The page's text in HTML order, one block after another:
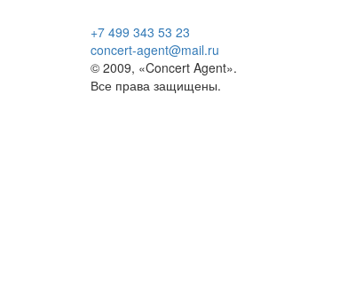
+7 499 343 53 23
concert-agent@mail.ru
© 2009, «Concert Agent».
Все права защищены.